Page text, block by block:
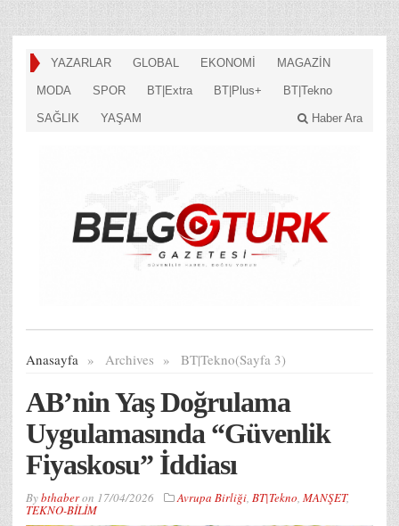
YAZARLAR GLOBAL EKONOMİ MAGAZİN
MODA SPOR BT|Extra BT|Plus+ BT|Tekno
SAĞLIK YAŞAM Haber Ara
Anasayfa » Archives » BT|Tekno(Sayfa 3)
AB’nin Yaş Doğrulama
Uygulamasında “Güvenlik
Fiyaskosu” İddiası
Bybthaberon 17/04/2026 Avrupa Birliği, BT|Tekno, MANŞET,
TEKNO-BİLİM